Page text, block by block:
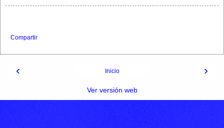
Compartir
‹ ›
Inicio
Ver versión web